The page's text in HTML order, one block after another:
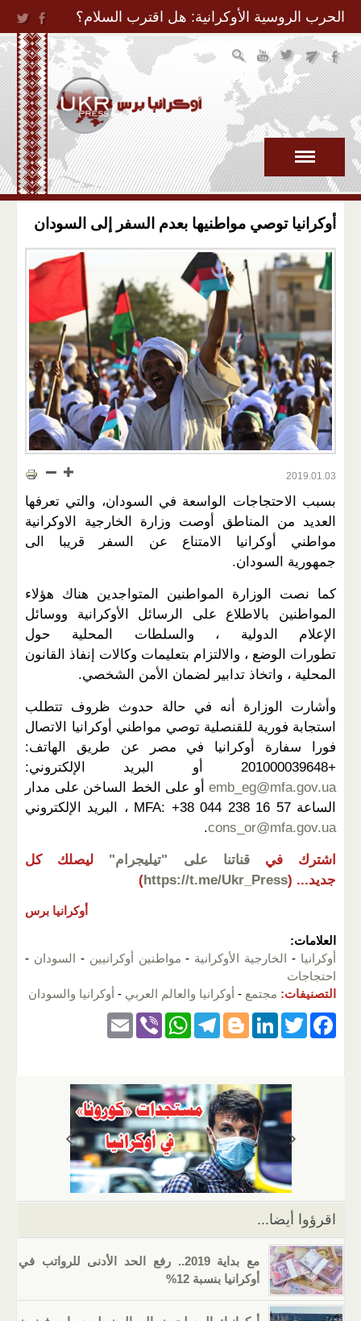
Jump to Navigation
الحرب الروسية الأوكرانية: هل اقترب السلام؟
أوكرانيا توصي مواطنيها بعدم السفر إلى السودان
2019.01.03
بسبب الاحتجاجات الواسعة في السودان، والتي تعرفها
العديد من المناطق أوصت وزارة الخارجية الاوكرانية
مواطني أوكرانيا الامتناع عن السفر قريبا الى
جمهورية السودان.
كما نصت الوزارة المواطنين المتواجدين هناك هؤلاء
المواطنين بالاطلاع على الرسائل الأوكرانية ووسائل
الإعلام الدولية ، والسلطات المحلية حول
تطورات الوضع ، والالتزام بتعليمات وكالات إنفاذ القانون
المحلية ، واتخاذ تدابير لضمان الأمن الشخصي.
وأشارت الوزارة أنه في حالة حدوث ظروف تتطلب
استجابة فورية للقنصلية توصي مواطني أوكرانيا الاتصال
فورا سفارة أوكرانيا في مصر عن طريق الهاتف:
+201000039648 أو البريد الإلكتروني:
emb_eg@mfa.gov.ua أو على الخط الساخن على مدار
الساعة MFA: +38 044 238 16 57 ، البريد الإلكتروني
cons_or@mfa.gov.ua
.
اشترك في قناتنا على "تيليجرام"
ليصلك كل
جديد... (
https://t.me/Ukr_Press
)
أوكرانيا برس
العلامات:
أوكرانيا - الخارجية الأوكرانية - مواطنين أوكرانيين - السودان -
احتجاجات
التصنيفات: مجتمع - أوكرانيا والعالم العربي - أوكرانيا والسودان
F
k
T
er
Li
e
dI
n
Bl
g
er
T
gr
a
m
W
s
A
p
p
Vi
اقرؤوا أيضا...
مع بداية 2019.. رفع الحد الأدنى للرواتب في
أوكرانيا بنسبة 12%